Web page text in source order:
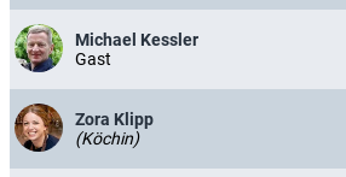
Michael Kessler
Gast
Zora Klipp
(Köchin)